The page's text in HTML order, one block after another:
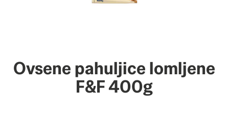
Ovsene pahuljice lomljene
F&F 400g